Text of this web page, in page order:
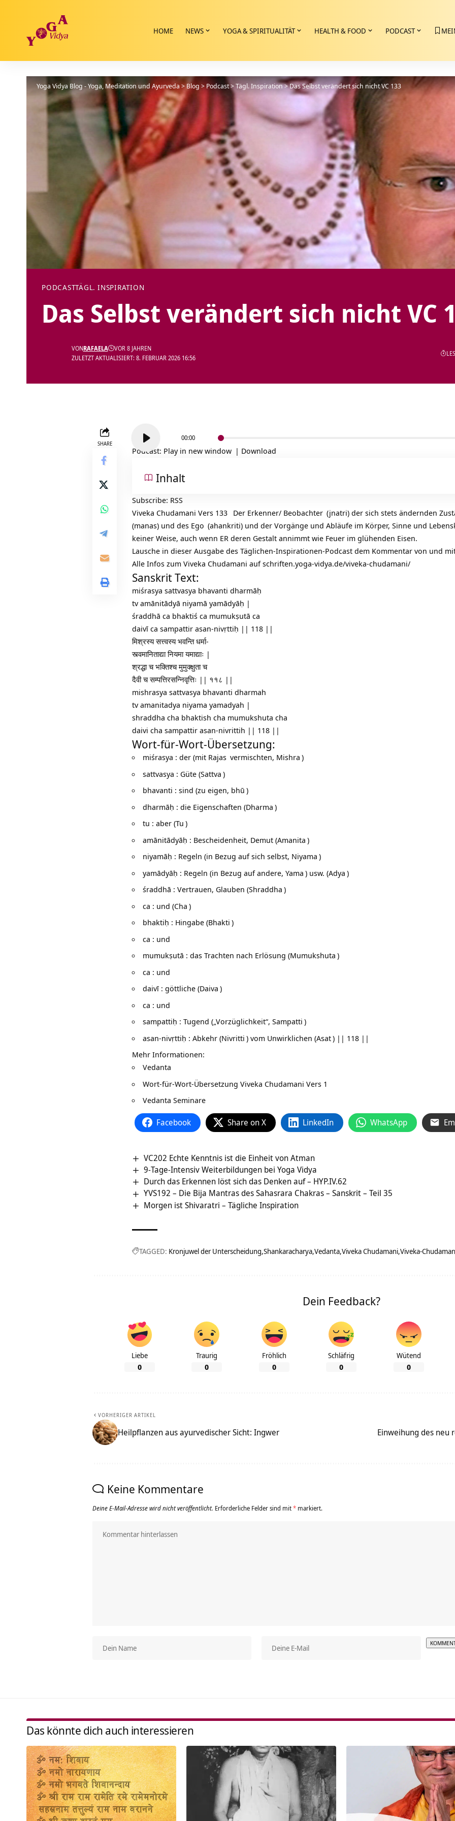
HOME NEWS YOGA & SPIRITUALITÄT HEALTH & FOOD PODCAST
Yoga Vidya Blog - Yoga, Meditation und Ayurveda>Blog>Podcast>Tägl. Inspiration>Das Selbst verändert sich nicht VC 133
PODCASTTÄGL. INSPIRATION
Das Selbst verändert sich nicht VC
ZULETZT AKTUALISIERT: 8. FEBRUAR 2026 16:56
VONRAFAELA VOR 8 JAHREN
SHARE
Player
00:00
Podcast: Play in new window | Download
Inhalt
Subscribe: RSS
Viveka Chudamani Vers 133 Der Erkenner/ Beobachter (jnatri) der sich stets ändernden
(manas) und des Ego (ahankriti) und der Vorgänge und Abläufe im Körper, Sinne und
keiner Weise, auch wenn ER deren Gestalt annimmt wie Feuer im glühenden Eisen.
Lausche in dieser Ausgabe des Täglichen-Inspirationen-Podcast dem Kommentar von und
Alle Infos zum Viveka Chudamani aufschriften.yoga-vidya.de/viveka-chudamani/
Sanskrit Text:
miśrasya sattvasya bhavanti dharmāḥ
tv amānitādyā niyamā yamādyāḥ |
śraddhā ca bhaktiś ca mumukṣutā ca
daivī ca sampattir asan-nivṛttiḥ || 118 ||
मिश्रस्य सत्त्वस्य भवन्ति धर्मा-
स्त्वमानिताद्या नियमा यमाद्याः |
श्रद्धा च भक्तिश्च मुमुक्क्षुता च
दैवी च सम्पत्तिरसन्निवृत्तिः || ११८ ||
mishrasya sattvasya bhavanti dharmah
tv amanitadya niyama yamadyah |
shraddha cha bhaktish cha mumukshuta cha
daivi cha sampattir asan-nivrittih || 118 ||
Wort-für-Wort-Übersetzung:
miśrasya : der (mit Rajas vermischten, Mishra )
sattvasya : Güte (Sattva )
bhavanti : sind (zu eigen, bhū )
dharmāḥ : die Eigenschaften (Dharma )
tu : aber (Tu )
amānitādyāḥ : Bescheidenheit, Demut (Amanita )
niyamāḥ : Regeln (in Bezug auf sich selbst, Niyama )
yamādyāḥ : Regeln (in Bezug auf andere, Yama ) usw. (Adya )
śraddhā : Vertrauen, Glauben (Shraddha )
ca : und (Cha )
bhaktiḥ : Hingabe (Bhakti )
ca : und
mumukṣutā : das Trachten nach Erlösung (Mumukshuta )
ca : und
daivī : göttliche (Daiva )
ca : und
sampattiḥ : Tugend („Vorzüglichkeit“, Sampatti )
asan-nivṛttiḥ : Abkehr (Nivritti ) vom Unwirklichen (Asat) || 118 ||
Mehr Informationen:
Vedanta
Wort-für-Wort-Übersetzung Viveka Chudamani Vers 1
Vedanta Seminare
Facebook Share on X LinkedIn WhatsApp
VC202 Echte Kenntnis ist die Einheit von Atman
9-Tage-Intensiv Weiterbildungen bei Yoga Vidya
Durch das Erkennen löst sich das Denken auf – HYP.IV.62
YVS192 – Die Bija Mantras des Sahasrara Chakras – Sanskrit – Teil 35
Morgen ist Shivaratri – Tägliche Inspiration
TAGGED: Kronjuwel der Unterscheidung Shankaracharya Vedanta Viveka Chudamani Viveka-
Dein Feedback?
Liebe
0
Traurig
0
Fröhlich
0
Schläfrig
0
Wütend
0
VORHERIGER ARTIKEL
Heilpflanzen aus ayurvedischer Sicht: Ingwer Einweihung des neu
Keine Kommentare
Deine E-Mail-Adresse wird nicht veröffentlicht. Erforderliche Felder sind mit* markiert.
Das könnte dich auch interessieren